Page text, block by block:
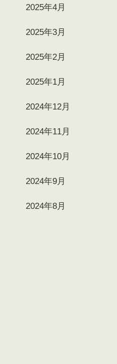
2025年4月
2025年3月
2025年2月
2025年1月
2024年12月
2024年11月
2024年10月
2024年9月
2024年8月